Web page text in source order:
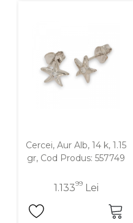
Cercei, Aur Alb, 14 k, 1.15
gr, Cod Produs: 557749
1.13399Lei